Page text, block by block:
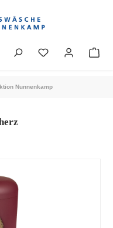
Nunnenkamp